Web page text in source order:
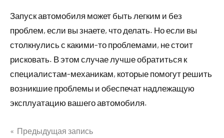
Запуск автомобиля может быть легким и без
проблем, если вы знаете, что делать. Но если вы
столкнулись с какими-то проблемами, не стоит
рисковать. В этом случае лучше обратиться к
специалистам-механикам, которые помогут решить
возникшие проблемы и обеспечат надлежащую
эксплуатацию вашего автомобиля.
Предыдущая запись